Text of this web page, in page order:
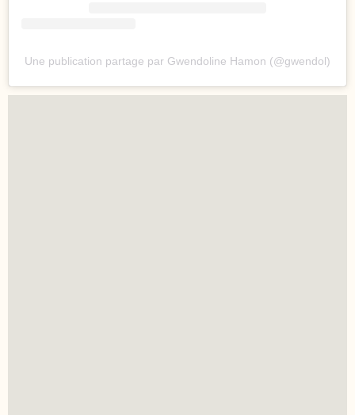
Une publication partage par Gwendoline Hamon (@gwendol)